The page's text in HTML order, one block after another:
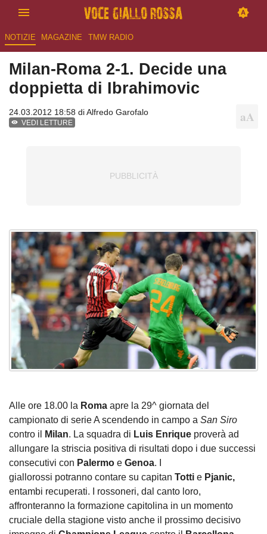
NOTIZIE MAGAZINE TMW RADIO
Milan-Roma 2-1. Decide una
doppietta di Ibrahimovic
24.03.2012 18:58 diAlfredo Garofalo
VEDI LETTURE
Alle ore 18.00 la Roma apre la 29^ giornata del
campionato di serie A scendendo in campo a San Siro
contro il
Milan. La squadra di Luis Enrique proverà ad
allungare la striscia positiva di risultati dopo i due successi
consecutivi con Palermo e Genoa. I
giallorossi potranno contare su capitan Totti e Pjanic,
entambi recuperati. I rossoneri, dal canto loro,
affronteranno la formazione capitolina in un momento
cruciale della stagione visto anche il prossimo decisivo